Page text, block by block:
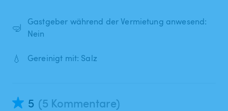
🤿
Gastgeber während der Vermietung anwesend:
Nein
💧 Gereinigt mit: Salz
5 (5 Kommentare)